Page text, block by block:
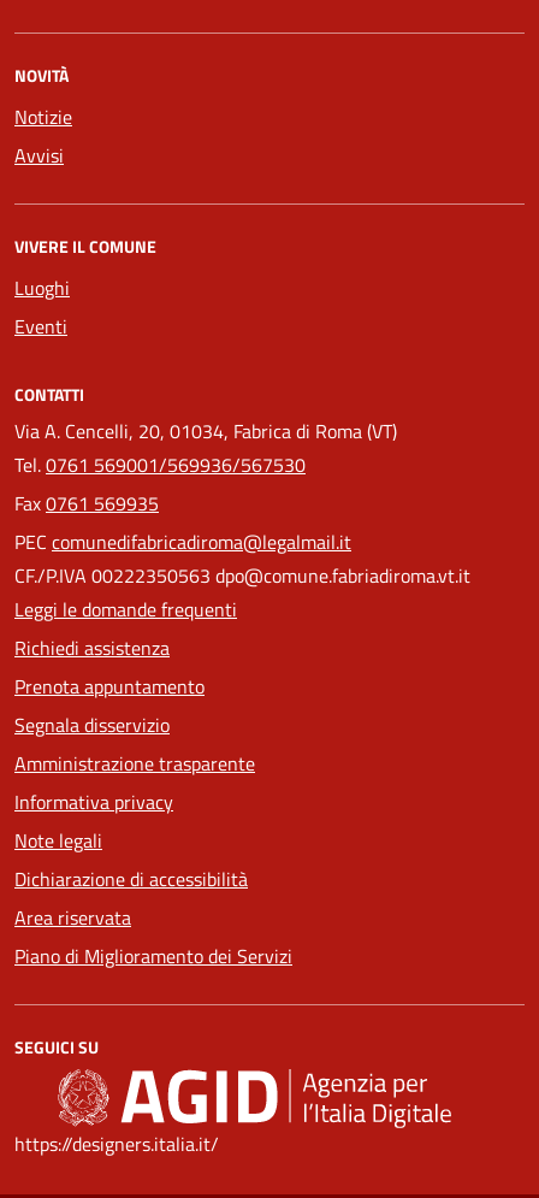
NOVITÀ
Notizie
Avvisi
VIVERE IL COMUNE
Luoghi
Eventi
CONTATTI
Via A. Cencelli, 20, 01034, Fabrica di Roma (VT)
Tel.0761 569001/569936/567530
Fax0761 569935
PEC comunedifabricadiroma@legalmail.it
CF./P.IVA 00222350563 dpo@comune.fabriadiroma.vt.it
Leggi le domande frequenti
Richiedi assistenza
Prenota appuntamento
Segnala disservizio
Amministrazione trasparente
Informativa privacy
Note legali
Dichiarazione di accessibilità
Area riservata
Piano di Miglioramento dei Servizi
SEGUICI SU
https://designers.italia.it/